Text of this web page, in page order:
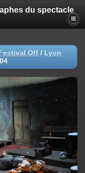
du spectacle
Off / Lyon